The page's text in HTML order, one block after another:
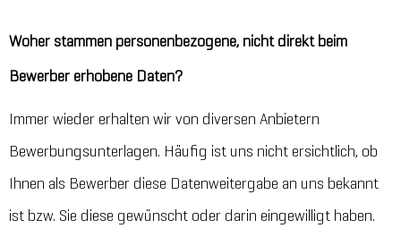
Woher stammen personenbezogene, nicht direkt beim
Bewerber erhobene Daten?
Immer wieder erhalten wir von diversen Anbietern
Bewerbungsunterlagen. Häufig ist uns nicht ersichtlich, ob
Ihnen als Bewerber diese Datenweitergabe an uns bekannt
ist bzw. Sie diese gewünscht oder darin eingewilligt haben.